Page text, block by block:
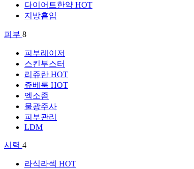
다이어트한약 HOT
지방흡입
피부 8
피부레이저
스킨부스터
리쥬란 HOT
쥬베룩 HOT
엑소좀
물광주사
피부관리
LDM
시력 4
라식라섹 HOT